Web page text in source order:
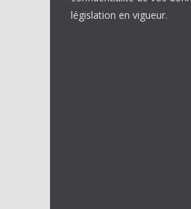
législation en vigueur.